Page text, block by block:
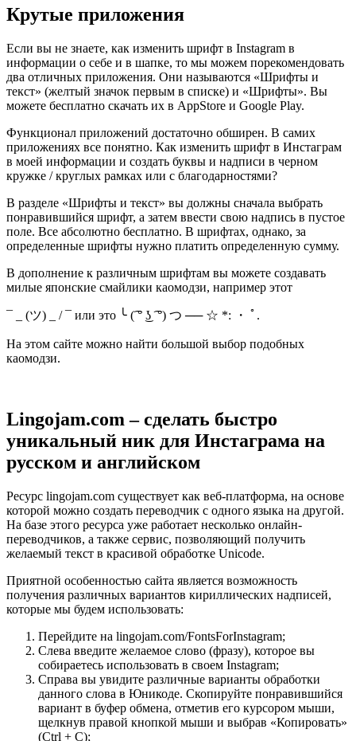
Крутые приложения
Если вы не знаете, как изменить шрифт в Instagram в
информации о себе и в шапке, то мы можем порекомендовать
два отличных приложения. Они называются «Шрифты и
текст» (желтый значок первым в списке) и «Шрифты». Вы
можете бесплатно скачать их в AppStore и Google Play.
Функционал приложений достаточно обширен. В самих
приложениях все понятно. Как изменить шрифт в Инстаграм
в моей информации и создать буквы и надписи в черном
кружке / круглых рамках или с благодарностями?
В разделе «Шрифты и текст» вы должны сначала выбрать
понравившийся шрифт, а затем ввести свою надпись в пустое
поле. Все абсолютно бесплатно. В шрифтах, однако, за
определенные шрифты нужно платить определенную сумму.
В дополнение к различным шрифтам вы можете создавать
милые японские смайлики каомодзи, например этот
¯ _ (ツ) _ / ¯ или это ╰ (͡ ° ͜ʖ ͡ °) つ ── ☆ *: ・ ﾟ.
На этом сайте можно найти большой выбор подобных
каомодзи.
Lingojam.com – сделать быстро
уникальный ник для Инстаграма на
русском и английском
Ресурс lingojam.com существует как веб-платформа, на основе
которой можно создать переводчик с одного языка на другой.
На базе этого ресурса уже работает несколько онлайн-
переводчиков, а также сервис, позволяющий получить
желаемый текст в красивой обработке Unicode.
Приятной особенностью сайта является возможность
получения различных вариантов кириллических надписей,
которые мы будем использовать:
Перейдите на lingojam.com/FontsForInstagram;
Слева введите желаемое слово (фразу), которое вы
собираетесь использовать в своем Instagram;
Справа вы увидите различные варианты обработки
данного слова в Юникоде. Скопируйте понравившийся
вариант в буфер обмена, отметив его курсором мыши,
щелкнув правой кнопкой мыши и выбрав «Копировать»
(Ctrl + C);